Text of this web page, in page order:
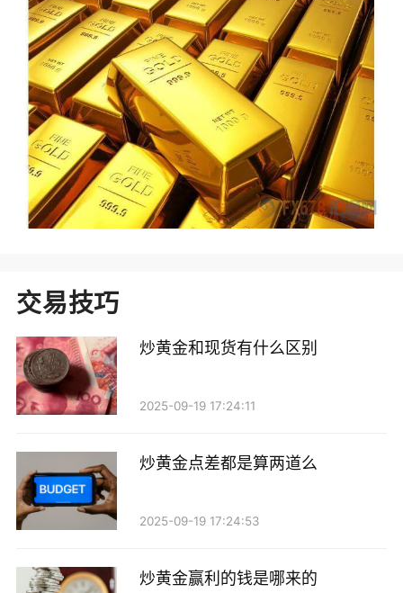
交易技巧
炒黄金和现货有什么区别
2025-09-19 17:24:11
炒黄金点差都是算两道么
2025-09-19 17:24:53
炒黄金赢利的钱是哪来的